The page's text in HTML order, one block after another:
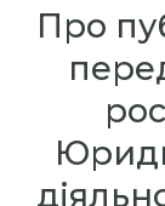
Про